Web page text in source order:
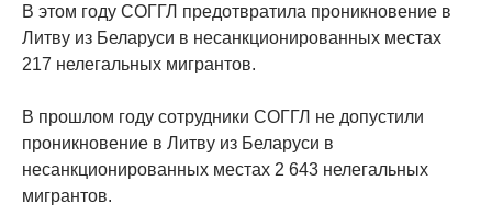
В этом году СОГГЛ предотвратила проникновение в
Литву из Беларуси в несанкционированных местах
217 нелегальных мигрантов.
В прошлом году сотрудники СОГГЛ не допустили
проникновение в Литву из Беларуси в
несанкционированных местах 2 643 нелегальных
мигрантов.